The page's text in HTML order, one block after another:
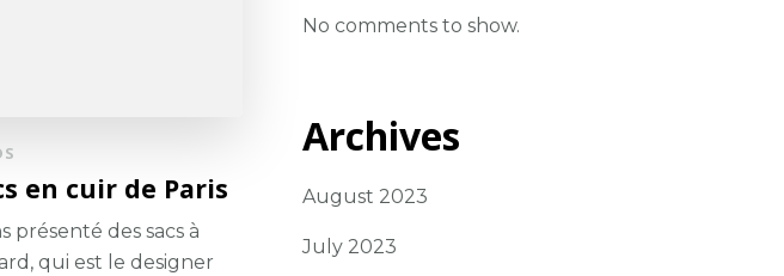
en cuir de Paris
présenté des sacs à
qui est le designer
No comments to show.
Archives
August 2023
July 2023